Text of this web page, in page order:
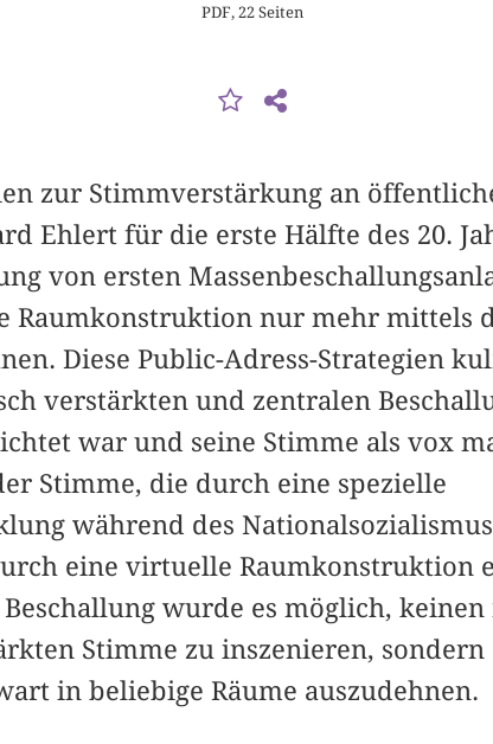
PDF, 22 Seiten
zur Stimmverstärkung an
Ehlert für die erste Hälfte des 20.
von ersten
Raumkonstruktion nur mehr mittels
Diese Public-Adress-Strategien
verstärkten und zentralen
war und seine Stimme als vox
Stimme, die durch eine spezielle
während des
eine virtuelle Raumkonstruktion
wurde es möglich,
Stimme zu inszenieren,
in beliebige Räume auszudehnen.